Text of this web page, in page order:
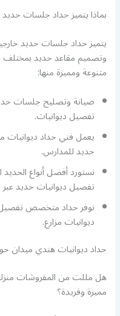
بماذا يتميز حداد جلسات
يتميز حداد جلسات حديد
وتصميم مقاعد حديد بمختلف
متنوعة ومميزة منها:
صيانة وتصليح جلسات
تفصيل ديوانيات.
يعمل فني حداد
حديد للمدارس.
نستورد أفضل أنواع الحديد
تفصيل ديوانيات حديد
نوفر حداد متخصص
ديوانيات مزارع.
حداد ديوانيات هندي ميدان
هل مللت من المفروشات
مميزة وفريدة؟